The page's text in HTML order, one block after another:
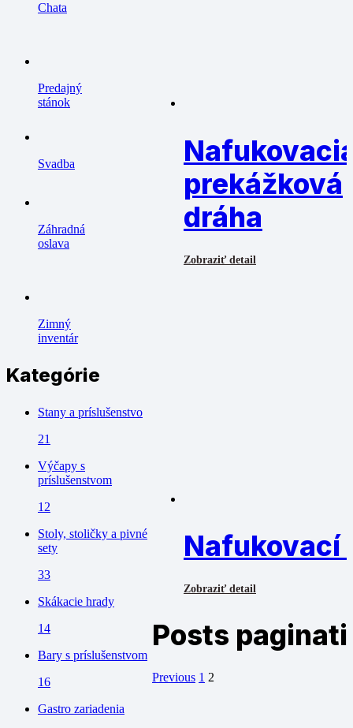
Chata
Predajný
stánok
Svadba
Záhradná
oslava
Zimný
inventár
Kategórie
Stany a príslušenstvo
21
Výčapy s
príslušenstvom
12
Stoly, stoličky a pivné
sety
33
Skákacie hrady
14
Bary s príslušenstvom
16
Gastro zariadenia
prekážková
dráha
Zobraziť detail
Nafukovací
Zobraziť detail
Posts
Previous 1 2